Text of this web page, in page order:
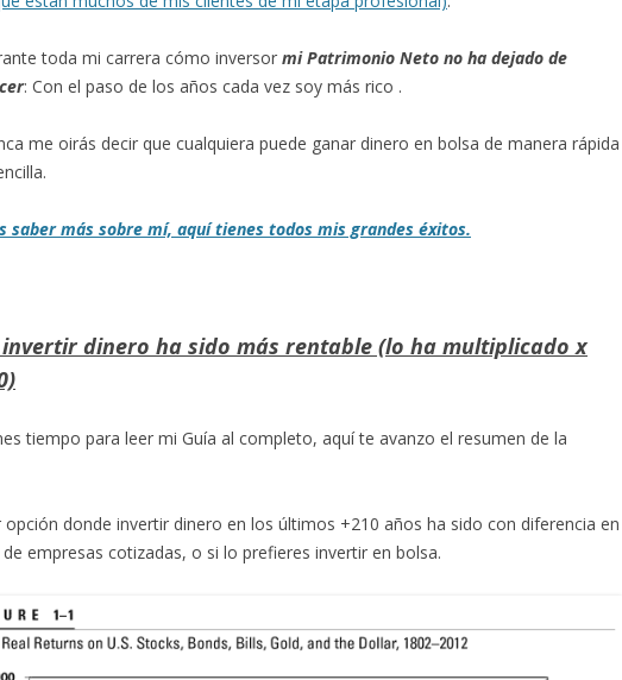
toda mi carrera cómo inversor mi Patrimonio Neto no ha dejado de
: Con el paso de los años cada vez soy más rico .
me oirás decir que cualquiera puede ganar dinero en bolsa de manera rápida
saber más sobre mí, aquí tienes todos mis grandes éxitos.
invertir dinero ha sido más rentable (lo ha multiplicado x
tiempo para leer mi Guía al completo, aquí te avanzo el resumen de la
donde invertir dinero en los últimos +210 años ha sido con diferencia en
empresas cotizadas, o si lo prefieres invertir en bolsa.